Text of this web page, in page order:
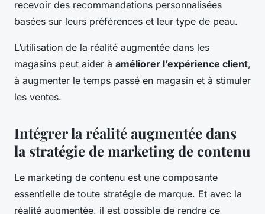
recevoir des recommandations personnalisées
basées sur leurs préférences et leur type de peau.
L’utilisation de la réalité augmentée dans les
magasins peut aider à améliorer l’expérience client,
à augmenter le temps passé en magasin et à stimuler
les ventes.
Intégrer la réalité augmentée dans
la stratégie de marketing de contenu
Le marketing de contenu est une composante
essentielle de toute stratégie de marque. Et avec la
réalité augmentée, il est possible de rendre ce